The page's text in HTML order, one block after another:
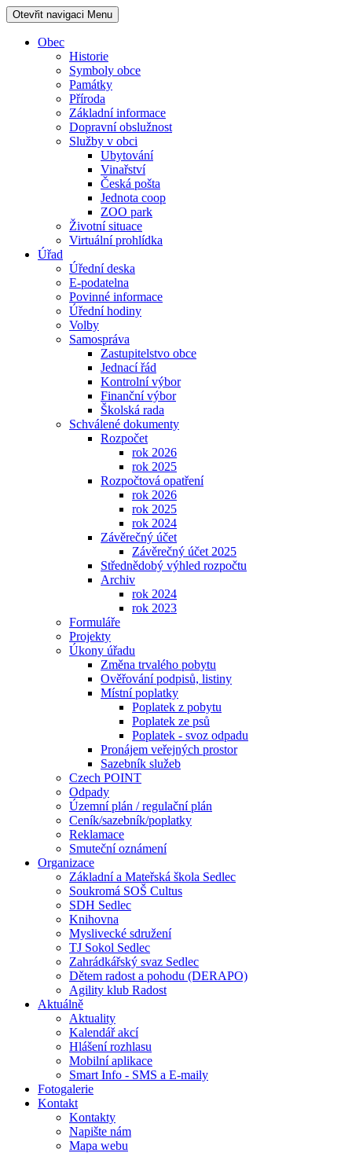
Otevřit navigaci Menu
Obec
Historie
Symboly obce
Památky
Příroda
Základní informace
Dopravní obslužnost
Služby v obci
Ubytování
Vinařství
Česká pošta
Jednota coop
ZOO park
Životní situace
Virtuální prohlídka
Úřad
Úřední deska
E-podatelna
Povinné informace
Úřední hodiny
Volby
Samospráva
Zastupitelstvo obce
Jednací řád
Kontrolní výbor
Finanční výbor
Školská rada
Schválené dokumenty
Rozpočet
rok 2026
rok 2025
Rozpočtová opatření
rok 2026
rok 2025
rok 2024
Závěrečný účet
Závěrečný účet 2025
Střednědobý výhled rozpočtu
Archiv
rok 2024
rok 2023
Formuláře
Projekty
Úkony úřadu
Změna trvalého pobytu
Ověřování podpisů, listiny
Místní poplatky
Poplatek z pobytu
Poplatek ze psů
Poplatek - svoz odpadu
Pronájem veřejných prostor
Sazebník služeb
Czech POINT
Odpady
Územní plán / regulační plán
Ceník/sazebník/poplatky
Reklamace
Smuteční oznámení
Organizace
Základní a Mateřská škola Sedlec
Soukromá SOŠ Cultus
SDH Sedlec
Knihovna
Myslivecké sdružení
TJ Sokol Sedlec
Zahrádkářský svaz Sedlec
Dětem radost a pohodu (DERAPO)
Agility klub Radost
Aktuálně
Aktuality
Kalendář akcí
Hlášení rozhlasu
Mobilní aplikace
Smart Info - SMS a E-maily
Fotogalerie
Kontakt
Kontakty
Napište nám
Mapa webu